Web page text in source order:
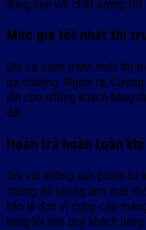
đúng hẹn với chất lượng tốt
Mức giá tốt nhất thị
Giá cả cạnh tranh nhất thị
ưa chuộng. Ngoài ra,
lớn cho những khách hàng
dài.
Hoàn trả hoàn toàn
Đối với những sản phẩm bị
chóng để không làm mất
hào là đơn vị cung cấp
hàng lỗi nên quý khách